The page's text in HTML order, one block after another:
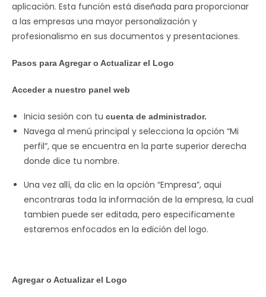
aplicación. Esta función está diseñada para proporcionar
a las empresas una mayor personalización y
profesionalismo en sus documentos y presentaciones.
Pasos para Agregar o Actualizar el Logo
Acceder a nuestro panel web
Inicia sesión con tu cuenta de administrador.
Navega al menú principal y selecciona la opción “Mi
perfil”, que se encuentra en la parte superior derecha
donde dice tu nombre.
Una vez allí, da clic en la opción “Empresa”, aqui
encontraras toda la información de la empresa, la cual
tambien puede ser editada, pero especificamente
estaremos enfocados en la edición del logo.
Agregar o Actualizar el Logo